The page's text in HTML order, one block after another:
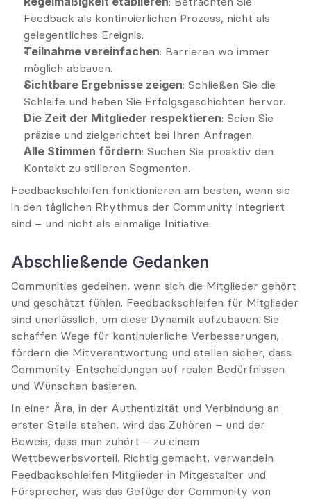
Feedback als kontinuierlichen Prozess, nicht als
gelegentliches Ereignis.
Teilnahme vereinfachen: Barrieren wo immer
möglich abbauen.
Sichtbare Ergebnisse zeigen: Schließen Sie die
Schleife und heben Sie Erfolgsgeschichten hervor.
Die Zeit der Mitglieder respektieren: Seien Sie
präzise und zielgerichtet bei Ihren Anfragen.
Alle Stimmen fördern: Suchen Sie proaktiv den
Kontakt zu stilleren Segmenten.
Feedbackschleifen funktionieren am besten, wenn sie
in den täglichen Rhythmus der Community integriert
sind – und nicht als einmalige Initiative.
Abschließende Gedanken
Communities gedeihen, wenn sich die Mitglieder gehört
und geschätzt fühlen. Feedbackschleifen für Mitglieder
sind unerlässlich, um diese Dynamik aufzubauen. Sie
schaffen Wege für kontinuierliche Verbesserungen,
fördern die Mitverantwortung und stellen sicher, dass
Community-Entscheidungen auf realen Bedürfnissen
und Wünschen basieren.
In einer Ära, in der Authentizität und Verbindung an
erster Stelle stehen, wird das Zuhören – und der
Beweis, dass man zuhört – zu einem
Wettbewerbsvorteil. Richtig gemacht, verwandeln
Feedbackschleifen Mitglieder in Mitgestalter und
Fürsprecher, was das Gefüge der Community von